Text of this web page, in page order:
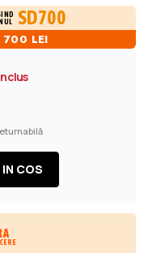
SD700
700 LEI
COS